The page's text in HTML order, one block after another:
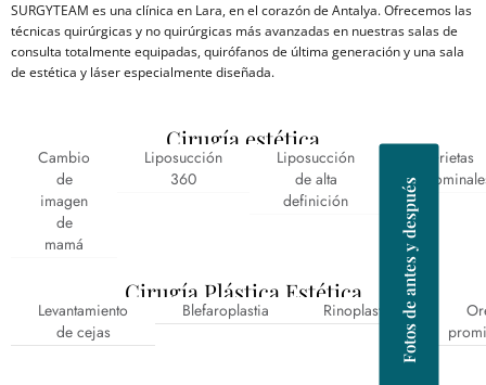
SURGYTEAM es una clínica en Lara, en el corazón de Antalya. Ofrecemos las
técnicas quirúrgicas y no quirúrgicas más avanzadas en nuestras salas de
consulta totalmente equipadas, quirófanos de última generación y una sala
de estética y láser especialmente diseñada.
Cirugía estética
Cambio
de
imagen
de
mamá
Liposucción
360
Liposucción
de alta
definición
Grietas
Cirugía Plástica Estética
Levantamiento
de cejas
Blefaroplastia Rinoplastia Fotos de antes y después